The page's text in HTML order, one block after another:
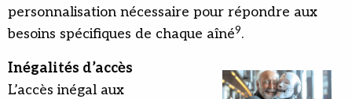
personnalisation nécessaire pour répondre aux
besoins spécifiques de chaque aîné9.
Inégalités d’accès
L’accès inégal aux